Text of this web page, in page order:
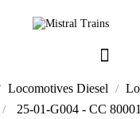
Locomotives Diesel
25-01-G004 - CC